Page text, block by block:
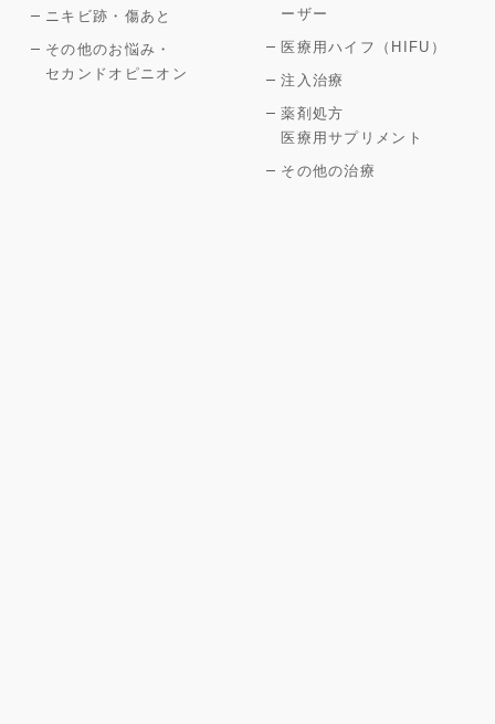
ニキビ跡・傷あと
その他のお悩み・
セカンドオピニオン
ーザー
医療用ハイフ（HIFU）
注入治療
薬剤処方
医療用サプリメント
その他の治療